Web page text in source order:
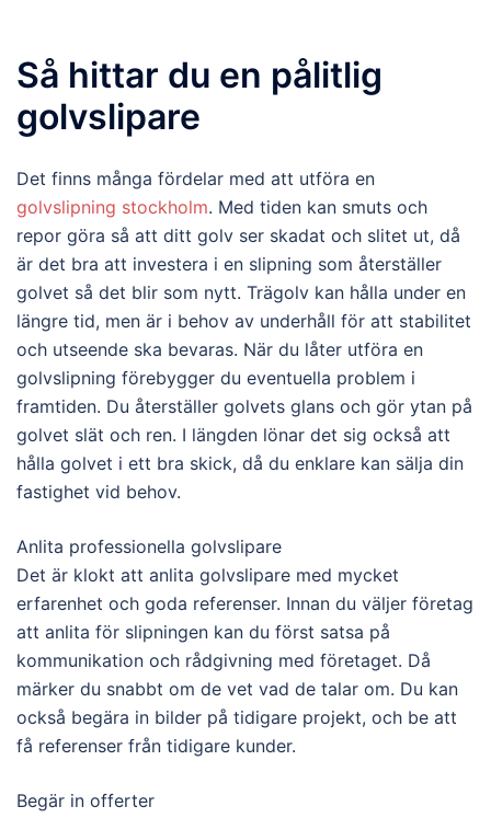
Så hittar du en pålitlig
golvslipare
Det finns många fördelar med att utföra en
golvslipning stockholm. Med tiden kan smuts och
repor göra så att ditt golv ser skadat och slitet ut, då
är det bra att investera i en slipning som återställer
golvet så det blir som nytt. Trägolv kan hålla under en
längre tid, men är i behov av underhåll för att stabilitet
och utseende ska bevaras. När du låter utföra en
golvslipning förebygger du eventuella problem i
framtiden. Du återställer golvets glans och gör ytan på
golvet slät och ren. I längden lönar det sig också att
hålla golvet i ett bra skick, då du enklare kan sälja din
fastighet vid behov.
Anlita professionella golvslipare
Det är klokt att anlita golvslipare med mycket
erfarenhet och goda referenser. Innan du väljer företag
att anlita för slipningen kan du först satsa på
kommunikation och rådgivning med företaget. Då
märker du snabbt om de vet vad de talar om. Du kan
också begära in bilder på tidigare projekt, och be att
få referenser från tidigare kunder.
Begär in offerter